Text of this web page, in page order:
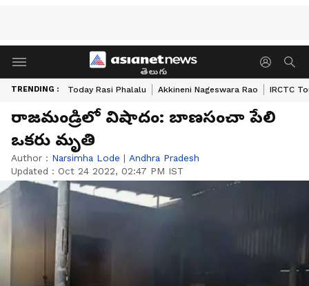
తెలుగు
TRENDING : Today Rasi Phalalu Akkineni Nageswara Rao IRCTC
రాజమండ్రిలో విషాదం: బాణసంచా పేలి
ఒకరు మృతి
Author : Narsimha Lode | Andhra Pradesh
Updated : Oct 24 2022, 02:47 PM IST